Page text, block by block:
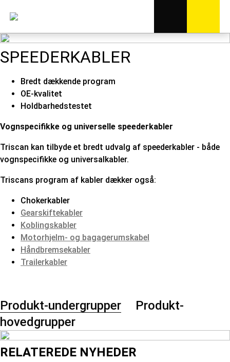
SPEEDERKABLER
Bredt dækkende program
OE-kvalitet
Holdbarhedstestet
Vognspecifikke og universelle speederkabler
Triscan kan tilbyde et bredt udvalg af speederkabler - både
vognspecifikke og universalkabler.
Triscans program af kabler dækker også:
Chokerkabler
Gearskiftekabler
Koblingskabler
Motorhjelm- og bagagerumskabel
Håndbremsekabler
Trailerkabler
Produkt-undergrupper
Produkt-
hovedgrupper
RELATEREDE NYHEDER